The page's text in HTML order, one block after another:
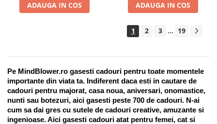
ADAUGA IN COS ADAUGA IN COS
1 2 3 ... 19
Pe MindBlower.ro gasesti cadouri pentru toate momentele
importante din viata ta. Indiferent daca esti in cautare de
cadouri pentru majorat, casa noua, aniversari, onomastice,
nunti sau botezuri, aici gasesti peste 700 de cadouri. N-ai
cum sa dai gres cu sutele de cadouri creative, amuzante si
ingenioase. Aici gasesti cadouri atat pentru femei, cat si